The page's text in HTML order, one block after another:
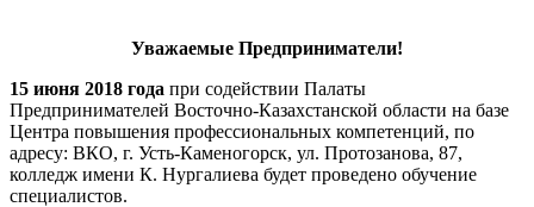
Уважаемые Предприниматели!
15 июня 2018 года при содействии Палаты
Предпринимателей Восточно-Казахстанской области на базе
Центра повышения профессиональных компетенций, по
адресу: ВКО, г. Усть-Каменогорск, ул. Протозанова, 87,
колледж имени К. Нургалиева будет проведено обучение
специалистов.